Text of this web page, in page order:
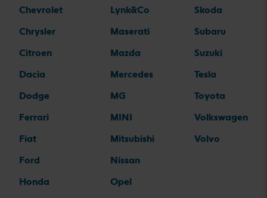
Chevrolet
Chrysler
Citroen
Dacia
Dodge
Ferrari
Fiat
Ford
Honda
Lynk&Co
Maserati
Mazda
Mercedes
MG
MINI
Mitsubishi
Nissan
Opel
Skoda
Subaru
Suzuki
Tesla
Toyota
Volkswagen
Volvo